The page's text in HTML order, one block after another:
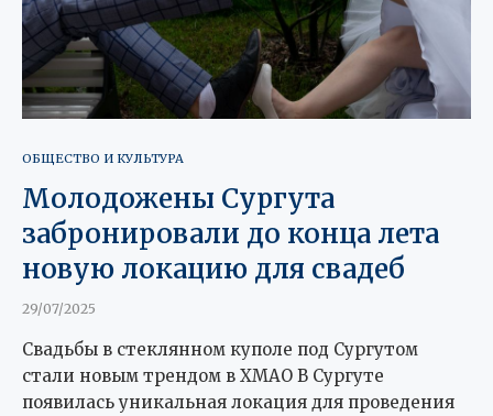
ОБЩЕСТВО И КУЛЬТУРА
Молодожены Сургута
забронировали до конца лета
новую локацию для свадеб
29/07/2025
Свадьбы в стеклянном куполе под Сургутом
стали новым трендом в ХМАО В Сургуте
появилась уникальная локация для проведения